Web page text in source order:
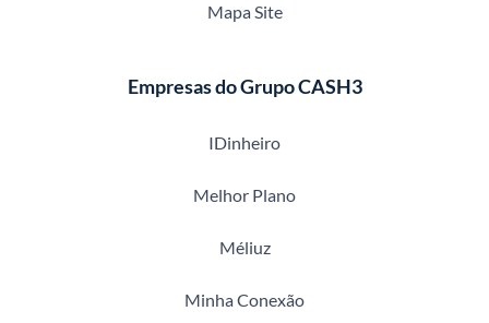
Mapa Site
Empresas do Grupo CASH3
IDinheiro
Melhor Plano
Méliuz
Minha Conexão